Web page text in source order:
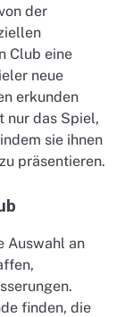
der
Club eine
neue
erkunden
nur das Spiel,
sie ihnen
präsentieren.
Auswahl an
finden, die